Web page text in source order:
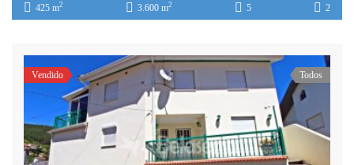
425 m2 3.600 m2 5 2
Vendido Todos